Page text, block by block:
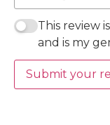
This review
and is my
Submit your